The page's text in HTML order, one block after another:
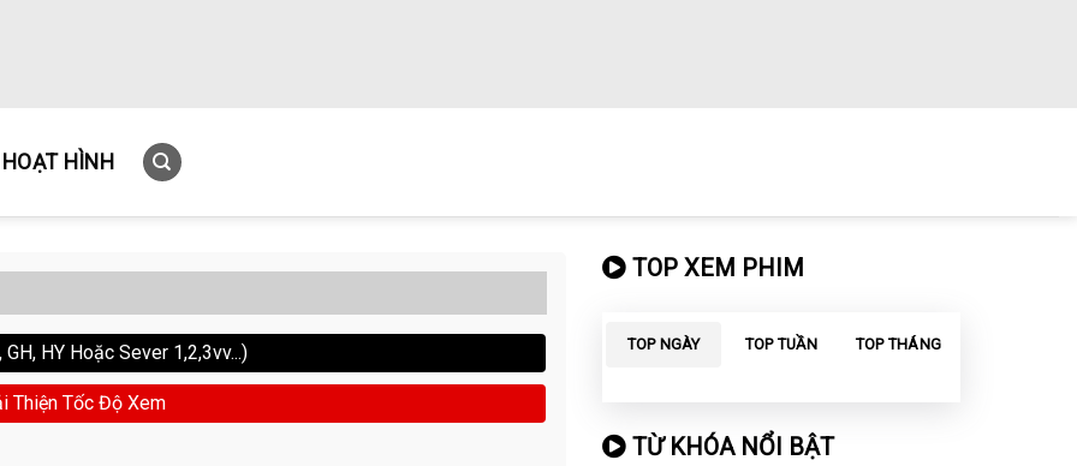
HOẠT HÌNH
HY Hoặc Sever 1,2,3vv...)
Thiện Tốc Độ Xem
TOP XEM PHIM
TOP NGÀY TOP TUẦN TOP THÁNG
TỪ KHÓA NỔI BẬT